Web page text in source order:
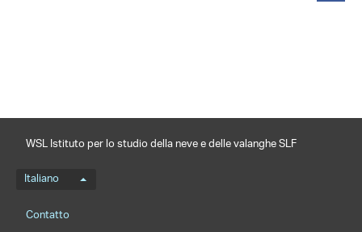
WSL Istituto per lo studio della neve e delle valanghe SLF
Menu della lingua
Italiano
Footernavigation
Contatto